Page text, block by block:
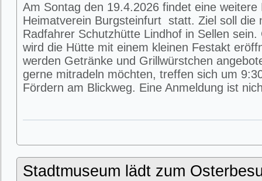
Am Sontag den 19.4.2026 findet eine weitere
Heimatverein Burgsteinfurt statt. Ziel soll die
Radfahrer Schutzhütte Lindhof in Sellen sein.
wird die Hütte mit einem kleinen Festakt
werden Getränke und Grillwürstchen
gerne mitradeln möchten, treffen sich um
Fördern am Blickweg. Eine Anmeldung ist
Stadtmuseum lädt zum